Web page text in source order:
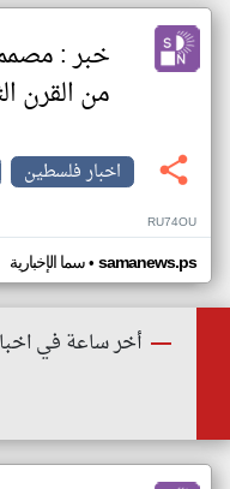
خبر :
من القرن
اخبار فلسطين
RU74OU
سما الإخبارية• samanews.ps
أخر ساعة في